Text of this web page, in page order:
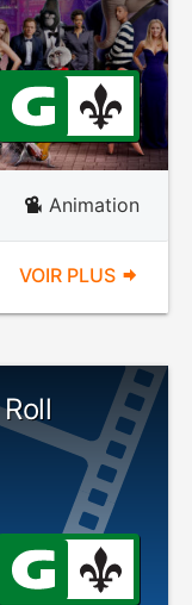
Animation
VOIR PLUS